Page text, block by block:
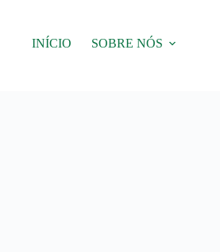
INÍCIO SOBRE NÓS